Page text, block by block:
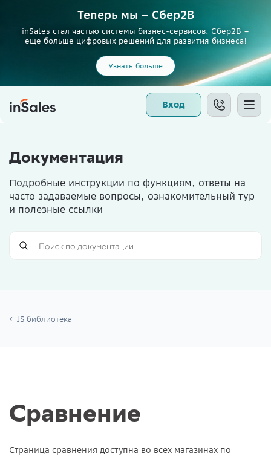
Теперь мы – Сбер2B
inSales стал частью системы бизнес-сервисов. Сбер2В –
еще больше цифровых решений для развития бизнеса!
Узнать больше
Вход
Документация
Подробные инструкции по функциям, ответы на
часто задаваемые вопросы, ознакомительный тур
и полезные ссылки
JS библиотека
Сравнение
Страница сравнения доступна во всех магазинах по